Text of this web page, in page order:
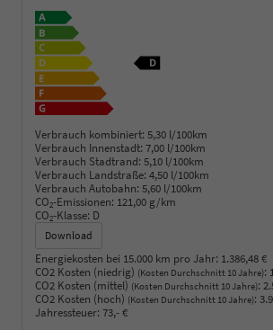
Verbrauch kombiniert: 5,30 l/100km
Verbrauch Innenstadt: 7,00 l/100km
Verbrauch Stadtrand: 5,10 l/100km
Verbrauch Landstraße: 4,50 l/100km
Verbrauch Autobahn: 5,60 l/100km
CO2-Emissionen: 121,00 g/km
CO2-Klasse: D
Download
Energiekosten bei 15.000 km pro Jahr: 1.386,48 €
CO2 Kosten (niedrig) (Kosten Durchschnitt 10 Jahre):
CO2 Kosten (mittel) (Kosten Durchschnitt 10 Jahre):
CO2 Kosten (hoch) (Kosten Durchschnitt 10 Jahre):
Jahressteuer: 73,- €